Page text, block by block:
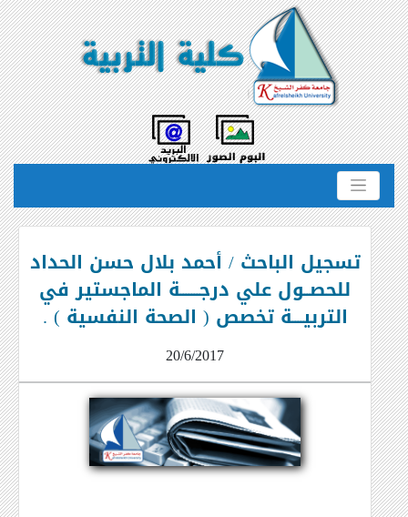
تسجيل الباحث / أحمد بلال حسن الحداد
للحصــول علي درجـــــــة الماجستير في
التربيــــة تخصص ( الصحة النفسية ) .
20/6/2017